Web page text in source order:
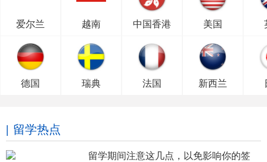
爱尔兰 越南 中国香港 美国
德国 瑞典 法国 新西兰
留学热点
留学期间注意这几点，以免影响你的签